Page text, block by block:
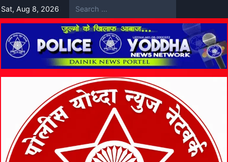
Skip
to
content
Sat, Aug 8, 2026